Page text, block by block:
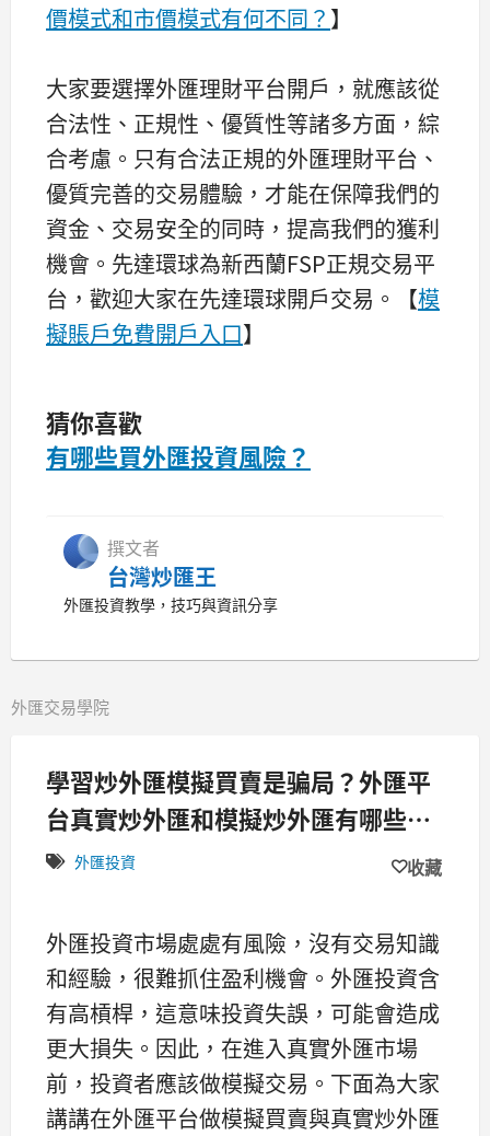
價模式和市價模式有何不同？ 】
大家要選擇外匯理財平台開戶，就應該從
合法性、正規性、優質性等諸多方面，綜
合考慮。只有合法正規的外匯理財平台、
優質完善的交易體驗，才能在保障我們的
資金、交易安全的同時，提高我們的獲利
機會。先達環球為新西蘭FSP正規交易平
台，歡迎大家在先達環球開戶交易。【模
擬賬戶免費開戶入口】
猜你喜歡
有哪些買外匯投資風險？
撰文者
台灣炒匯王
外匯投資教學，技巧與資訊分享
外匯交易學院
學習炒外匯模擬買賣是骗局？外匯平
台真實炒外匯和模擬炒外匯有哪些區
別?外匯投資 收藏
外匯投資市場處處有風險，沒有交易知識
和經驗，很難抓住盈利機會。外匯投資含
有高槓桿，這意味投資失誤，可能會造成
更大損失。因此，在進入真實外匯市場
前，投資者應該做模擬交易。下面為大家
講講在外匯平台做模擬買賣與真實炒外匯